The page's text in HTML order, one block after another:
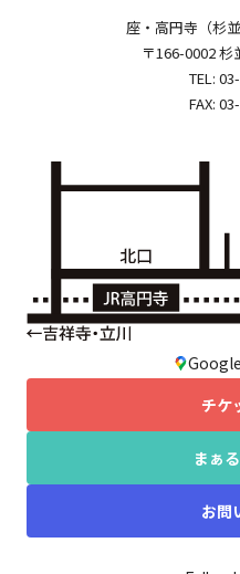
座・高円寺（杉
〒166-0002
TEL:
FAX:
チケ
まぁ
お問